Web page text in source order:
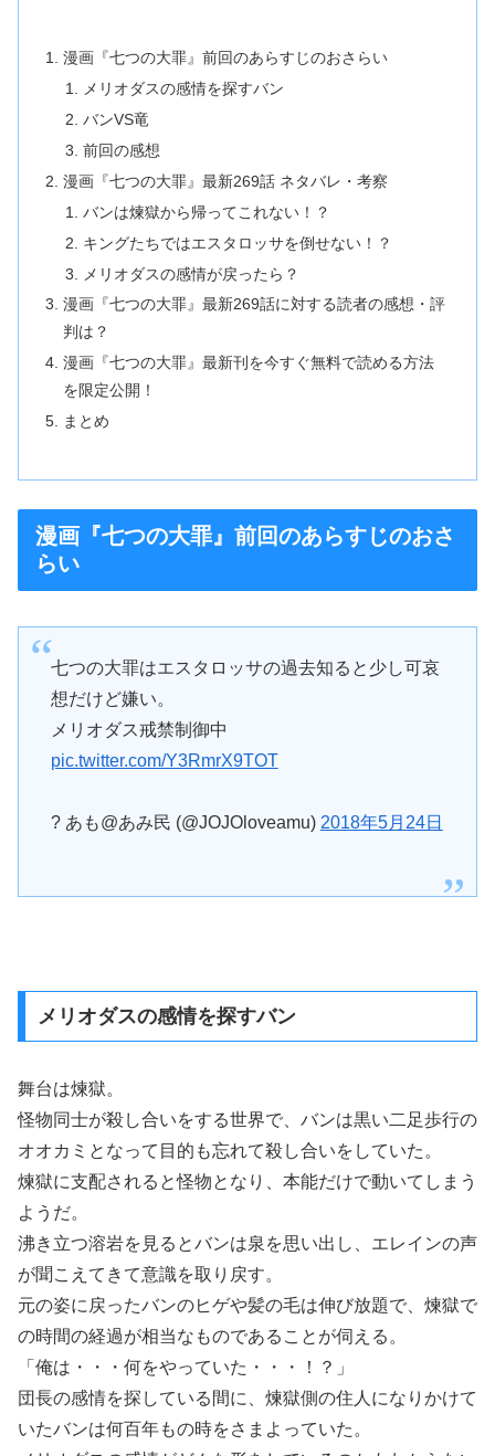
漫画『七つの大罪』前回のあらすじのおさらい
メリオダスの感情を探すバン
バンVS竜
前回の感想
漫画『七つの大罪』最新269話 ネタバレ・考察
バンは煉獄から帰ってこれない！？
キングたちではエスタロッサを倒せない！？
メリオダスの感情が戻ったら？
漫画『七つの大罪』最新269話に対する読者の感想・評
判は？
漫画『七つの大罪』最新刊を今すぐ無料で読める方法
を限定公開！
まとめ
漫画『七つの大罪』前回のあらすじのおさ
らい
七つの大罪はエスタロッサの過去知ると少し可哀
想だけど嫌い。
メリオダス戒禁制御中
pic.twitter.com/Y3RmrX9TOT
? あも@あみ民 (@JOJOloveamu) 2018年5月24日
メリオダスの感情を探すバン
舞台は煉獄。
怪物同士が殺し合いをする世界で、バンは黒い二足歩行の
オオカミとなって目的も忘れて殺し合いをしていた。
煉獄に支配されると怪物となり、本能だけで動いてしまう
ようだ。
沸き立つ溶岩を見るとバンは泉を思い出し、エレインの声
が聞こえてきて意識を取り戻す。
元の姿に戻ったバンのヒゲや髪の毛は伸び放題で、煉獄で
の時間の経過が相当なものであることが伺える。
「俺は・・・何をやっていた・・・！？」
団長の感情を探している間に、煉獄側の住人になりかけて
いたバンは何百年もの時をさまよっていた。